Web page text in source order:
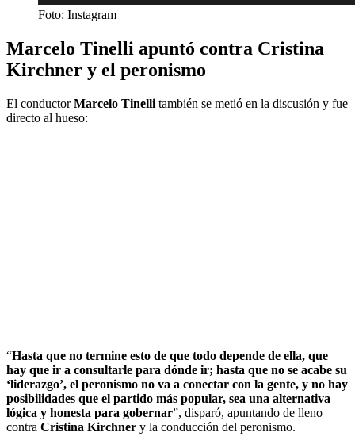
Foto: Instagram
Marcelo Tinelli apuntó contra Cristina
Kirchner y el peronismo
El conductorMarcelo Tinelli también se metió en la discusión y fue
directo al hueso:
“Hasta que no termine esto de que todo depende de ella, que
hay que ir a consultarle para dónde ir; hasta que no se acabe su
‘liderazgo’, el peronismo no va a conectar con la gente, y no hay
posibilidades que el partido más popular, sea una alternativa
lógica y honesta para gobernar”, disparó, apuntando de lleno
contra Cristina Kirchner y la conducción del peronismo.